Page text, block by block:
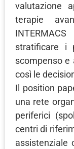
valutazione
terapie
stratificare i
scompenso e
così le
Il position
una rete
periferici
centri di
assistenziale